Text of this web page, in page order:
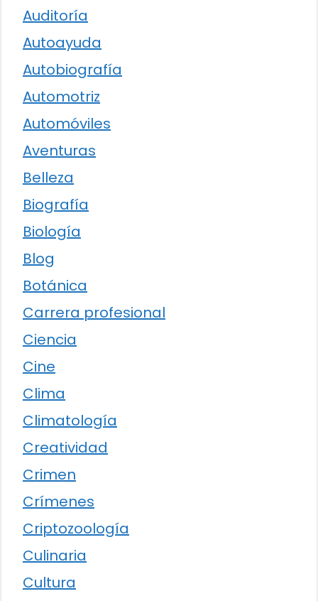
Auditoría
Autoayuda
Autobiografía
Automotriz
Automóviles
Aventuras
Belleza
Biografía
Biología
Blog
Botánica
Carrera profesional
Ciencia
Cine
Clima
Climatología
Creatividad
Crimen
Crímenes
Criptozoología
Culinaria
Cultura